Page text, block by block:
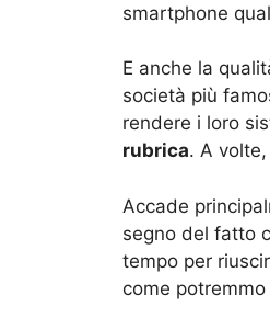
smartphone
E anche la
società più
rendere i loro
rubrica. A
Accade
segno del fatto
tempo per
come